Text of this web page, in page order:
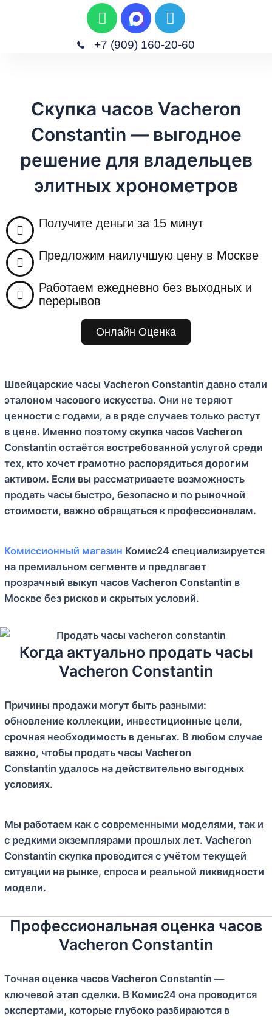
W
h
a
t
p
T
e
l
e
a
m
+7 (909) 160-20-60
Скупка часов Vacheron
Constantin — выгодное
решение для владельцев
элитных хронометров
Получите деньги за 15 минут
Предложим наилучшую цену в Москве
Работаем ежедневно без выходных и
перерывов
Онлайн Оценка
Швейцарские часы Vacheron Constantin давно стали
эталоном часового искусства. Они не теряют
ценности с годами, а в ряде случаев только растут
в цене. Именно поэтому скупка часов Vacheron
Constantin остаётся востребованной услугой среди
тех, кто хочет грамотно распорядиться дорогим
активом. Если вы рассматриваете возможность
продать часы быстро, безопасно и по рыночной
стоимости, важно обращаться к профессионалам.
Комиссионный магазин Комис24 специализируется
на премиальном сегменте и предлагает
прозрачный выкуп часов Vacheron Constantin в
Москве без рисков и скрытых условий.
Когда актуально продать часы
Vacheron Constantin
Причины продажи могут быть разными:
обновление коллекции, инвестиционные цели,
срочная необходимость в деньгах. В любом случае
важно, чтобы продать часы Vacheron
Constantin удалось на действительно выгодных
условиях.
Мы работаем как с современными моделями, так и
с редкими экземплярами прошлых лет. Vacheron
Constantin скупка проводится с учётом текущей
ситуации на рынке, спроса и реальной ликвидности
модели.
Профессиональная оценка часов
Vacheron Constantin
Точная оценка часов Vacheron Constantin —
ключевой этап сделки. В Комис24 она проводится
экспертами, которые глубоко разбираются в